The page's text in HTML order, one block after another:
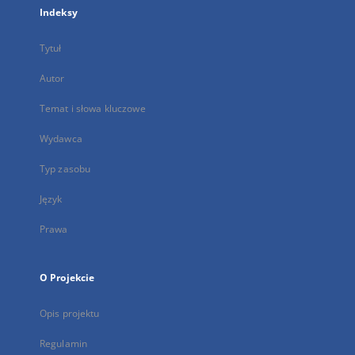
Indeksy
Tytuł
Autor
Temat i słowa kluczowe
Wydawca
Typ zasobu
Język
Prawa
O Projekcie
Opis projektu
Regulamin